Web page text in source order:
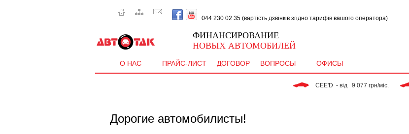
044 230 02 35 (вартість дзвінків згідно тарифів вашого оператора)
ФИНАНСИРОВАНИЕ
НОВЫХ АВТОМОБИЛЕЙ
О НАС ПРАЙС-ЛИСТ ДОГОВОР ВОПРОСЫ ОФИСЫ
CEE'D  - від   9 077 грн/міс.
Дорогие автомобилисты!